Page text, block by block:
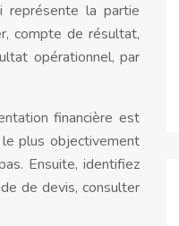
représente la partie
compte de résultat,
opérationnel, par
financière est
plus objectivement
Ensuite, identifiez
de devis, consulter